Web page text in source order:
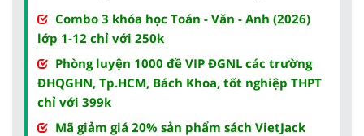
Combo 3 khóa học Toán - Văn - Anh (2026)
lớp 1-12 chỉ với 250k
Phòng luyện 1000 đề VIP ĐGNL các trường
ĐHQGHN, Tp.HCM, Bách Khoa, tốt nghiệp THPT
chỉ với 399k
Mã giảm giá 20% sản phẩm sách VietJack